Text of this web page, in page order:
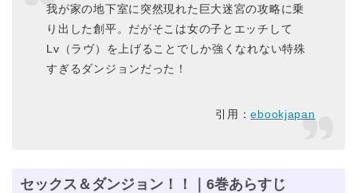
我が家の地下室に突然現れた巨大迷宮の攻略に乗
り出した創平。だがそこは女の子とエッチして
Lv（ラヴ）を上げることでしか強くなれない特殊
すぎるダンジョンだった！
引用：ebookjapan
セックス＆ダンジョン！！｜6巻あらすじ